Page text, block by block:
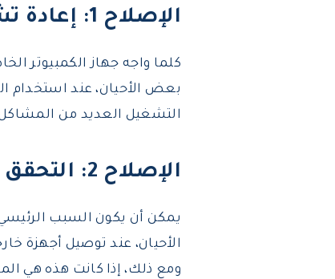
الإصلاح 1: إعادة تشغيل حاسوب ديل الخاص بك
كلما واجه جهاز الكمبيوتر
بعض الأحيان، عند استخدام
التشغيل العديد من
الإصلاح 2: التحقق من الأجهزة الخارجية
يمكن أن يكون السبب
الأحيان، عند توصيل أجهزة
ومع ذلك، إذا كانت هذه هي